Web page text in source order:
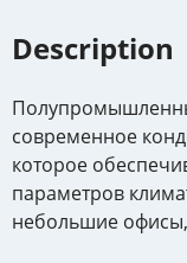
Description
современное
которое
параметров
небольшие